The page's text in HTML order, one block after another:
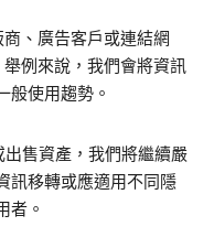
、廣告客戶或連結網
舉例來說，我們會將資訊
般使用趨勢。
售資產，我們將繼續嚴
訊移轉或應適用不同隱
者。